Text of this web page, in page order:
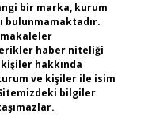
bir marka, kurum
bulunmamaktadır.
makaleler
haber niteliği
hakkında
ve kişiler ile isim
bilgiler